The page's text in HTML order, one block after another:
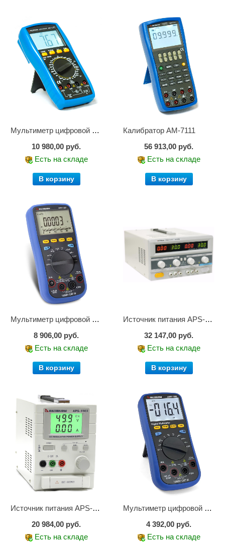
Мультиметр цифровой АМ-1083
10 980,00 руб.
Есть на складе
В корзину
Калибратор АМ-7111
56 913,00 руб.
Есть на складе
В корзину
Мультиметр цифровой АММ-1221
8 906,00 руб.
Есть на складе
В корзину
Источник питания APS-2236
32 147,00 руб.
Есть на складе
В корзину
Источник питания APS-1503
20 984,00 руб.
Есть на складе
Мультиметр цифровой АММ-1203
4 392,00 руб.
Есть на складе